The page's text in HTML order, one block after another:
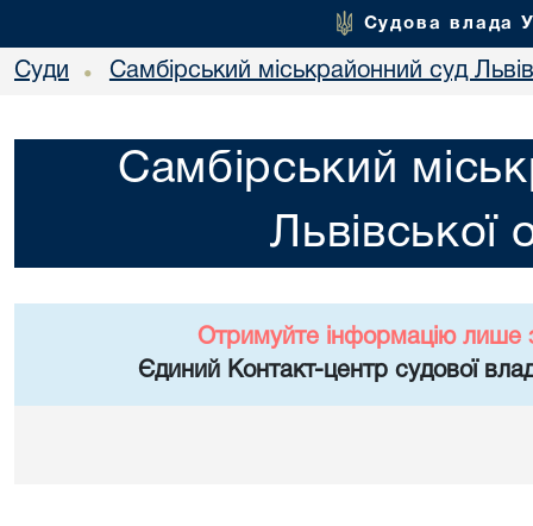
Судова влада
Суди • Самбірський міськрайонний суд
Самбірський
Львівської
Отримуйте інформацію лише
Єдиний Контакт-центр судової